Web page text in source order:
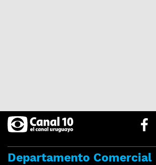
Departamento Comercial